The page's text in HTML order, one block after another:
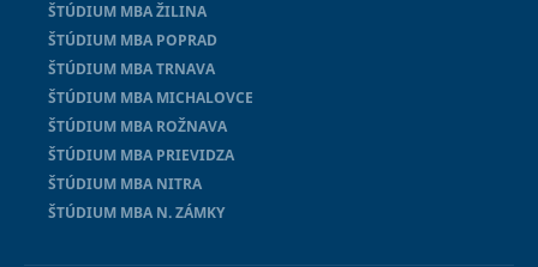
ŠTÚDIUM MBA ŽILINA
ŠTÚDIUM MBA POPRAD
ŠTÚDIUM MBA TRNAVA
ŠTÚDIUM MBA MICHALOVCE
ŠTÚDIUM MBA ROŽNAVA
ŠTÚDIUM MBA PRIEVIDZA
ŠTÚDIUM MBA NITRA
ŠTÚDIUM MBA N. ZÁMKY